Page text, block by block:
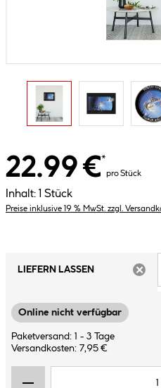
22.99 €*
pro Stück
Inhalt: 1 Stück
Preise inklusive 19 % MwSt. zzgl.
LIEFERN LASSEN
Online nicht verfügbar
Paketversand: 1 - 3 Tage
Versandkosten: 7,95 €